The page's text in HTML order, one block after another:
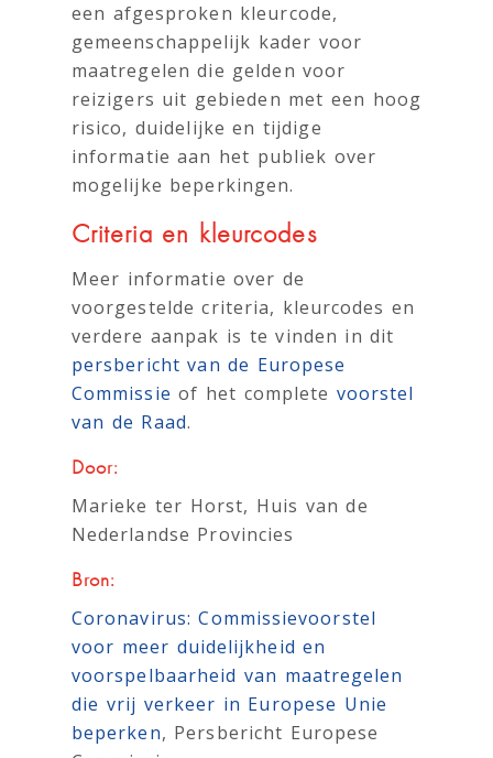
een afgesproken kleurcode,
gemeenschappelijk kader voor
maatregelen die gelden voor
reizigers uit gebieden met een hoog
risico, duidelijke en tijdige
informatie aan het publiek over
mogelijke beperkingen.
Criteria en kleurcodes
Meer informatie over de
voorgestelde criteria, kleurcodes en
verdere aanpak is te vinden in dit
persbericht van de Europese
Commissie of het complete voorstel
van de Raad.
Door:
Marieke ter Horst, Huis van de
Nederlandse Provincies
Bron:
Coronavirus: Commissievoorstel
voor meer duidelijkheid en
voorspelbaarheid van maatregelen
die vrij verkeer in Europese Unie
beperken, Persbericht Europese